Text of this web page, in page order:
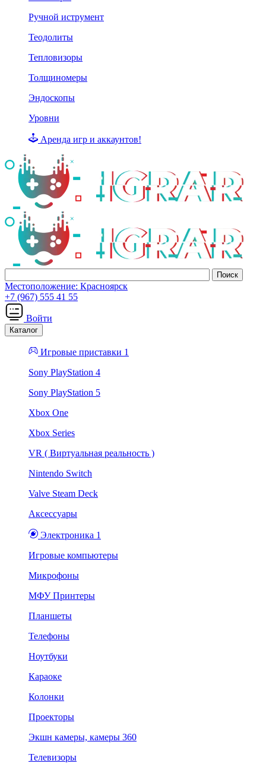
Ручной иструмент
Теодолиты
Тепловизоры
Толщиномеры
Эндоскопы
Уровни
Аренда игр и аккаунтов!
Местоположение: Красноярск
+7 (967) 555 41 55
Войти
Каталог
Игровые приставки 1
Sony PlayStation 4
Sony PlayStation 5
Xbox One
Xbox Series
VR ( Виртуальная реальность )
Nintendo Switch
Valve Steam Deck
Аксессуары
Электроника 1
Игровые компьютеры
Микрофоны
МФУ Принтеры
Планшеты
Телефоны
Ноутбуки
Караоке
Колонки
Проекторы
Экшн камеры, камеры 360
Телевизоры